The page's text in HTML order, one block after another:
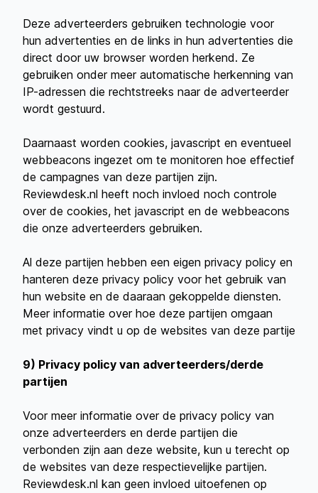
Deze adverteerders gebruiken technologie voor
hun advertenties en de links in hun advertenties die
direct door uw browser worden herkend. Ze
gebruiken onder meer automatische herkenning van
IP-adressen die rechtstreeks naar de adverteerder
wordt gestuurd.
Daarnaast worden cookies, javascript en eventueel
webbeacons ingezet om te monitoren hoe effectief
de campagnes van deze partijen zijn.
Reviewdesk.nl heeft noch invloed noch controle
over de cookies, het javascript en de webbeacons
die onze adverteerders gebruiken.
Al deze partijen hebben een eigen privacy policy en
hanteren deze privacy policy voor het gebruik van
hun website en de daaraan gekoppelde diensten.
Meer informatie over hoe deze partijen omgaan
met privacy vindt u op de websites van deze partije
9) Privacy policy van adverteerders/derde
partijen
Voor meer informatie over de privacy policy van
onze adverteerders en derde partijen die
verbonden zijn aan deze website, kun u terecht op
de websites van deze respectievelijke partijen.
Reviewdesk.nl kan geen invloed uitoefenen op